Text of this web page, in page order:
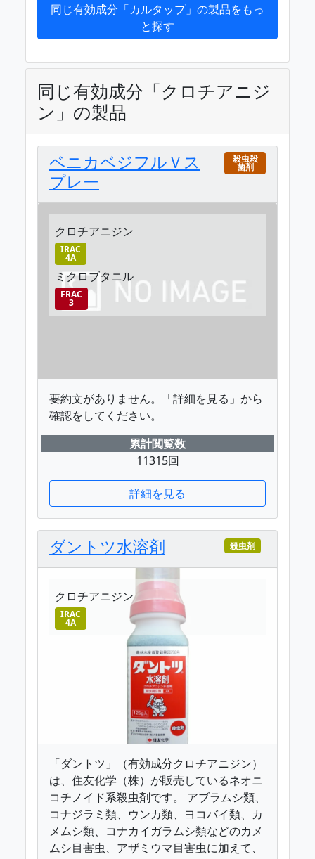
同じ有効成分「カルタップ」の製品をもっ
と探す
同じ有効成分「クロチアニジ
ン」の製品
ベニカベジフルＶス
プレー
殺虫殺
菌剤
クロチアニジン
IRAC
4A
ミクロブタニル
FRAC
3
要約文がありません。「詳細を見る」から
確認をしてください。
累計閲覧数
11315回
詳細を見る
ダントツ水溶剤 殺虫剤
クロチアニジン
IRAC
4A
「ダントツ」（有効成分クロチアニジン）
は、住友化学（株）が販売しているネオニ
コチノイド系殺虫剤です。 アブラムシ類、
コナジラミ類、ウンカ類、ヨコバイ類、カ
メムシ類、コナカイガラムシ類などのカメ
ムシ目害虫、アザミウマ目害虫に加えて、